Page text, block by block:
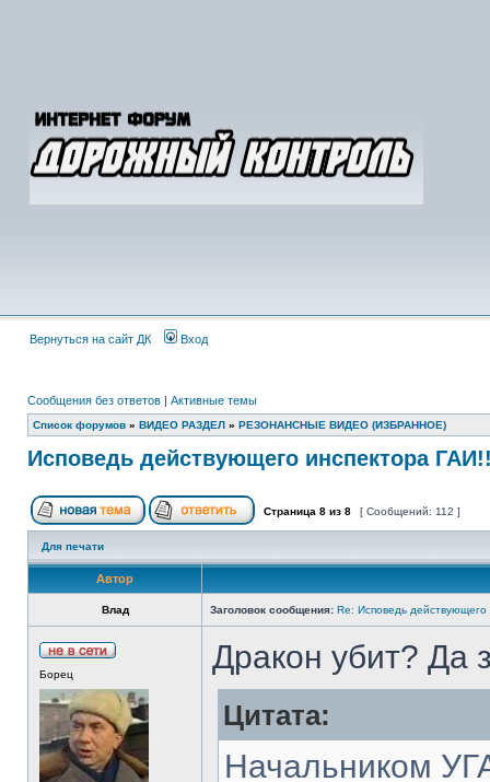
Вернуться на сайт ДК Вход
Сообщения без ответов | Активные темы
Список форумов » ВИДЕО РАЗДЕЛ » РЕЗОНАНСНЫЕ ВИДЕО (ИЗБРАННОЕ)
Исповедь действующего инспектора
Страница 8 из 8 [ Сообщений: 112 ]
Для печати
Автор
Влад Заголовок сообщения: Re: Исповедь действующего
Борец Дракон убит? Да
Цитата:
Начальником